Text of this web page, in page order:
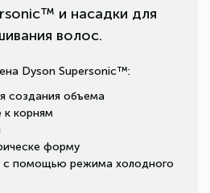
и насадки для
волос.
Dyson Supersonic™:
создания объема
корням
форму
с помощью режима холодного